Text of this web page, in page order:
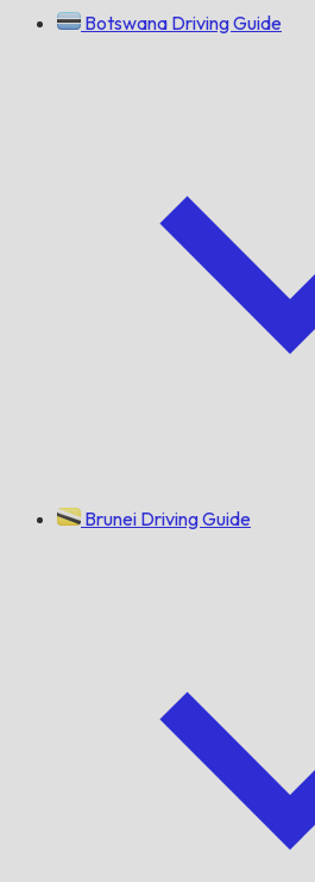
Botswana Driving Guide
Brunei Driving Guide